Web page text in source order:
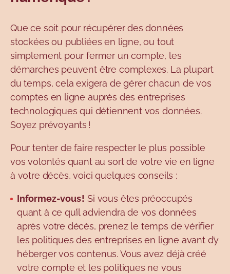
Que ce soit pour récupérer des données
stockées ou publiées en ligne, ou tout
simplement pour fermer un compte, les
démarches peuvent être complexes. La plupart
du temps, cela exigera de gérer chacun de vos
comptes en ligne auprès des entreprises
technologiques qui détiennent vos données.
Soyez prévoyants !
Pour tenter de faire respecter le plus possible
vos volontés quant au sort de votre vie en ligne
à votre décès, voici quelques conseils :
Informez-vous ! Si vous êtes préoccupés
quant à ce qu’il adviendra de vos données
après votre décès, prenez le temps de vérifier
les politiques des entreprises en ligne avant d’y
héberger vos contenus. Vous avez déjà créé
votre compte et les politiques ne vous